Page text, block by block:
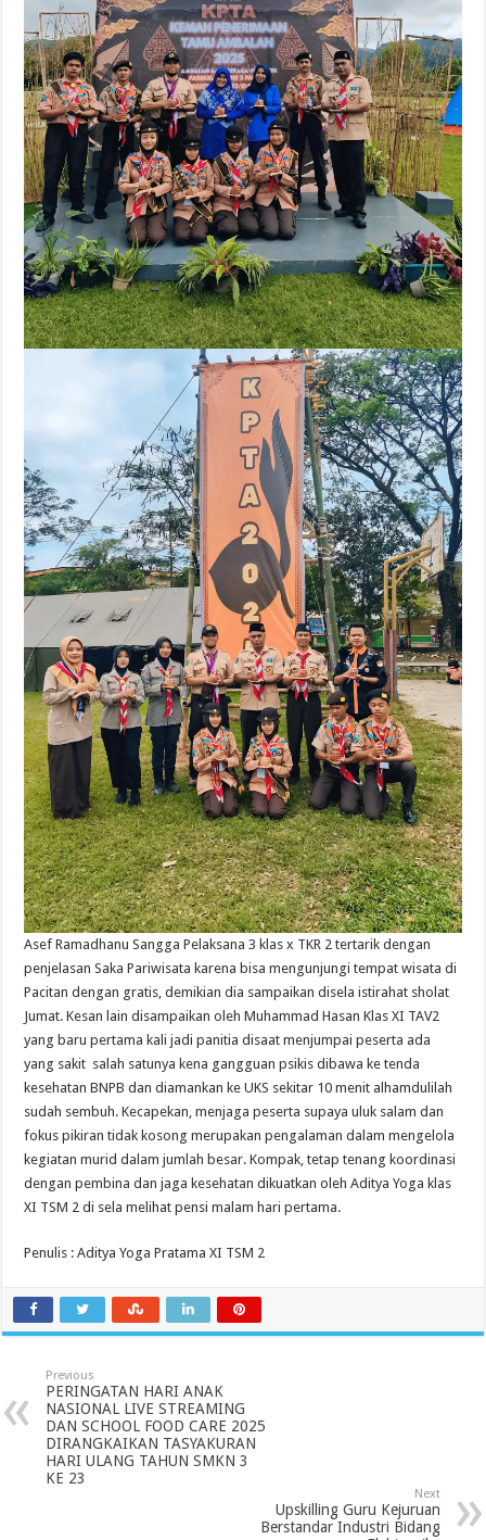
Asef Ramadhanu Sangga Pelaksana 3 klas x TKR 2 tertarik dengan
penjelasan Saka Pariwisata karena bisa mengunjungi tempat wisata di
Pacitan dengan gratis, demikian dia sampaikan disela istirahat sholat
Jumat. Kesan lain disampaikan oleh Muhammad Hasan Klas XI TAV2
yang baru pertama kali jadi panitia disaat menjumpai peserta ada
yang sakit salah satunya kena gangguan psikis dibawa ke tenda
kesehatan BNPB dan diamankan ke UKS sekitar 10 menit alhamdulilah
sudah sembuh. Kecapekan, menjaga peserta supaya uluk salam dan
fokus pikiran tidak kosong merupakan pengalaman dalam mengelola
kegiatan murid dalam jumlah besar. Kompak, tetap tenang koordinasi
dengan pembina dan jaga kesehatan dikuatkan oleh Aditya Yoga klas
XI TSM 2 di sela melihat pensi malam hari pertama.
Penulis : Aditya Yoga Pratama XI TSM 2
Previous
PERINGATAN HARI ANAK
NASIONAL LIVE STREAMING
DAN SCHOOL FOOD CARE 2025
DIRANGKAIKAN TASYAKURAN
HARI ULANG TAHUN SMKN 3
KE 23
Next
Upskilling Guru Kejuruan
Berstandar Industri Bidang